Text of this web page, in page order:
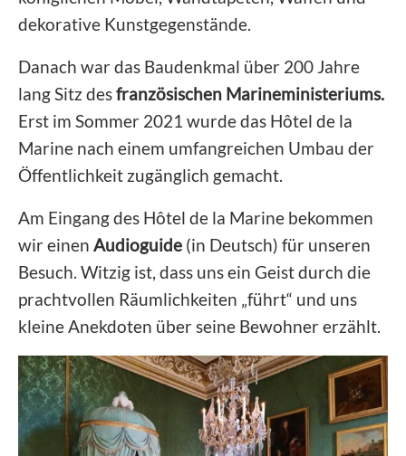
dekorative Kunstgegenstände.
Danach war das Baudenkmal über 200 Jahre
lang Sitz desfranzösischen Marineministeriums.
Erst im Sommer 2021 wurde das Hôtel de la
Marine nach einem umfangreichen Umbau der
Öffentlichkeit zugänglich gemacht.
Am Eingang des Hôtel de la Marine bekommen
wir einen Audioguide (in Deutsch) für unseren
Besuch. Witzig ist, dass uns ein Geist durch die
prachtvollen Räumlichkeiten „führt“ und uns
kleine Anekdoten über seine Bewohner erzählt.